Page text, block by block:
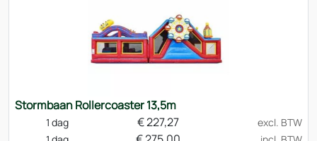
Stormbaan Rollercoaster 13,5m
1 dag €227,27
excl. BTW